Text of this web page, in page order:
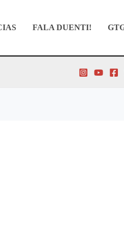
FALA DUENTI!